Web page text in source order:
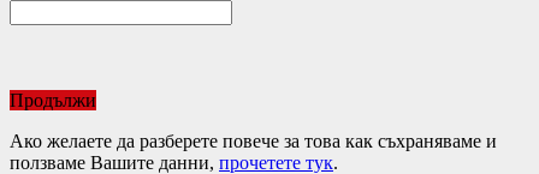
Продължи
Ако желаете да разберете повече за това как съхраняваме и
ползваме Вашите данни, прочетете тук.